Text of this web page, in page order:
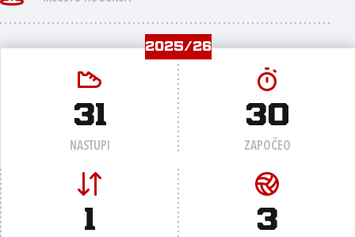
2025/26
31
NASTUPI
30
ZAPOČEO
1 3